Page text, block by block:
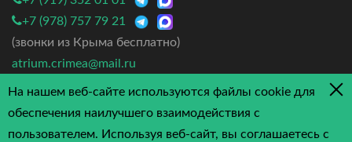
+7 (978) 757 79 21
(звонки из Крыма бесплатно)
atrium.crimea@mail.ru
4.7/5 - 3 отзыва
На нашем веб-сайте используются файлы cookie для
обеспечения наилучшего взаимодействия с
пользователем. Используя веб-сайт, вы соглашаетесь с